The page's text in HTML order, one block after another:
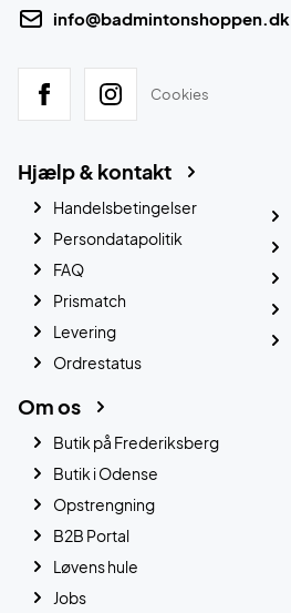
info@badmintonshoppen.dk
Cookies
Hjælp & kontakt
Handelsbetingelser
Persondatapolitik
FAQ
Prismatch
Levering
Ordrestatus
Om os
Butik på Frederiksberg
Butik i Odense
Opstrengning
B2B Portal
Løvens hule
Jobs